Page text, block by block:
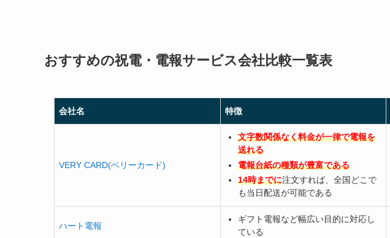
おすすめの祝電・電報サービス会社比較一覧表
会社名 特徴
VERY CARD(ベリーカード)
文字数関係なく料金が一律で電報を
送れる
電報台紙の種類が豊富である
14時までに注文すれば、全国どこで
も当日配送が可能である
ハート電報
ギフト電報など幅広い目的に対応し
ている